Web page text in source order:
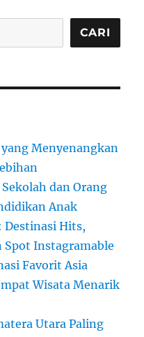
CARI
Menyenangkan
dan Orang
Anak
Destinasi Hits,
Spot Instagramable
Favorit Asia
Wisata Menarik
Utara Paling